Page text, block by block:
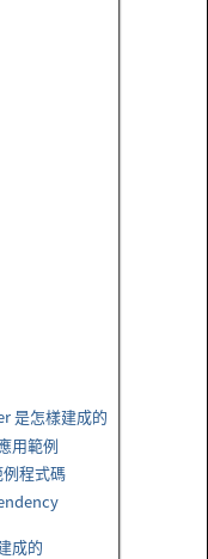
是怎樣建成的
用範例
程式碼
成的